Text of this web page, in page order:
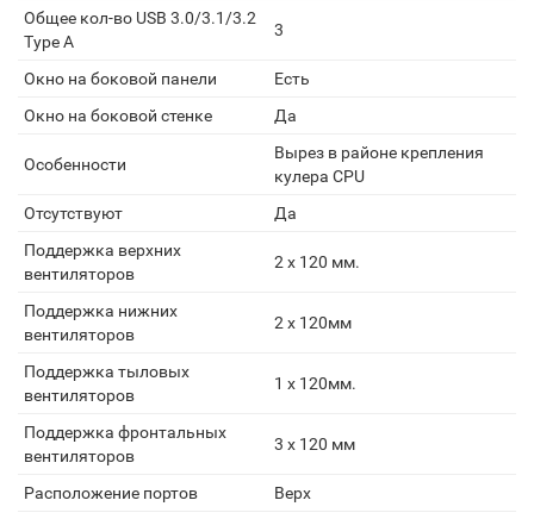
Общее кол-во USB 3.0/3.1/3.2
Type A
3
Окно на боковой панели
Есть
Окно на боковой стенке
Да
Особенности
Вырез в районе крепления
кулера CPU
Отсутствуют
Да
Поддержка верхних
вентиляторов
2 x 120 мм.
Поддержка нижних
вентиляторов
2 x 120мм
Поддержка тыловых
вентиляторов
1 x 120мм.
Поддержка фронтальных
вентиляторов
3 x 120 мм
Расположение портов
Верх